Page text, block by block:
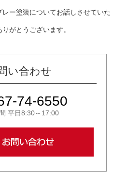
ー塗装についてお話しさせていた
がとうございます。
い合わせ
74-6550
平日8:30～17:00